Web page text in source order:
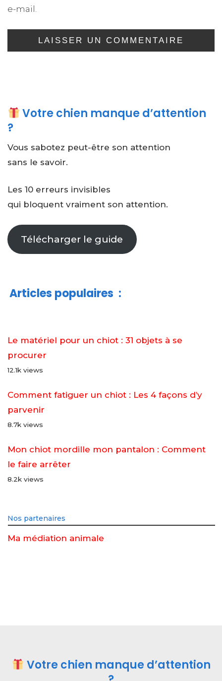
e-mail.
Votre chien manque d’attention
?
Vous sabotez peut-être son attention
sans le savoir.
Les 10 erreurs invisibles
qui bloquent vraiment son attention.
Télécharger le guide
Articles populaires :
Le matériel pour un chiot : 31 objets à se
procurer
12.1k views
Comment fatiguer un chiot : Les 4 façons d’y
parvenir
8.7k views
Mon chiot mordille mon pantalon : Comment
le faire arrêter
8.2k views
Nos partenaires
Ma médiation animale
Votre chien manque d’attention